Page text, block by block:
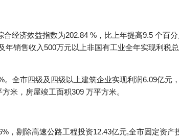
经济效益指数为202.84 %，比上年提高9.5 个百
销售收入500万元以上非国有工业全年实现利税
全市四级及四级以上建筑企业实现利润6.09亿元
米，房屋竣工面积309 万平方米。
，剔除高速公路工程投资12.43亿元,全市固定资